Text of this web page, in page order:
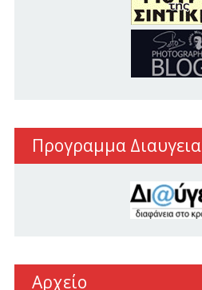
Προγραμμα Διαυγεια
Αρχείο